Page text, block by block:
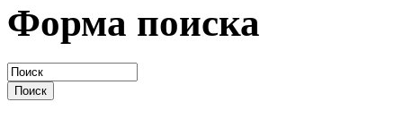
Форма поиска